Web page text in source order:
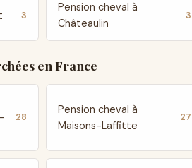
3
Pension cheval à
Châteaulin
3
en France
28
Pension cheval à
Maisons-Laffitte
27